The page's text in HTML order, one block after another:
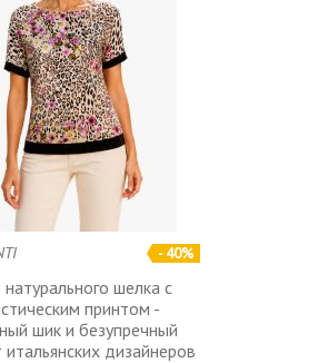
- 40%
натурального шелка с
принтом -
шик и безупречный
итальянских дизайнеров